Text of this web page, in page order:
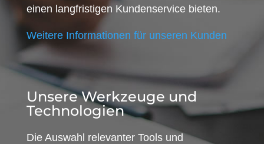
einen langfristigen Kundenservice bieten.
Weitere Informationen für unseren Kunden
Unsere Werkzeuge und
Technologien
Die Auswahl relevanter Tools und